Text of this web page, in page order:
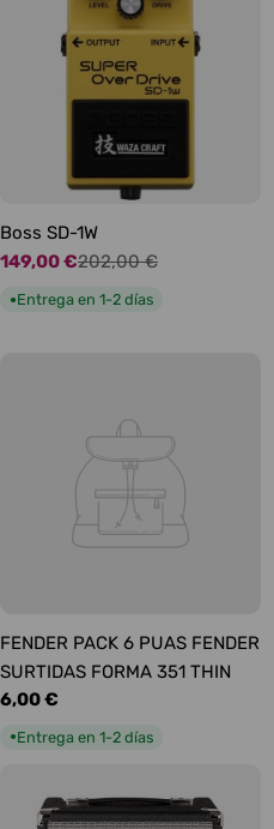
Boss SD-1W
Precio
de
149,00 €
Precio
habitual
202,00 €
●Entrega en 1-2 días
FENDER PACK 6 PUAS FENDER
SURTIDAS FORMA 351 THIN
Precio
6,00 €
●Entrega en 1-2 días